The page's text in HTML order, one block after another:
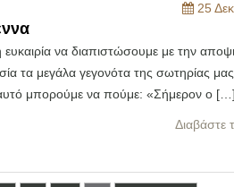
25
να διαπιστώσουμε με την
τα μεγάλα γεγονότα της σωτηρίας μας
αυτό μπορούμε να πούμε: «Σήμερον ο […]
Διαβάστε